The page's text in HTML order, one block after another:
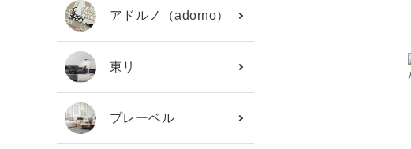
アドルノ（adorno）
東リ
プレーベル